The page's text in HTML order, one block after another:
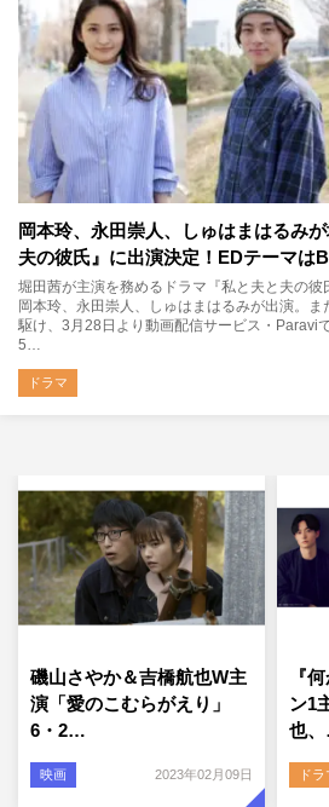
岡本玲、永田崇人、しゅはまはるみ
夫の彼氏』に出演決定！EDテーマは
堀田茜が主演を務めるドラマ『私と夫と夫の彼
岡本玲、永田崇人、しゅはまはるみが出演。
駆け、3月28日より動画配信サービス・Paravi
5…
ドラマ
磯山さやか＆吉橋航也W主
演「愛のこむらがえり」
6・2…
映画 2023年02月09日
『
ン1
也
ドラ